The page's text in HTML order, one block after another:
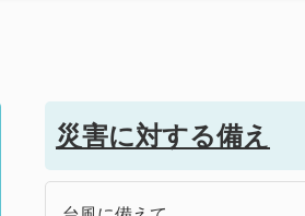
災害に対する備え